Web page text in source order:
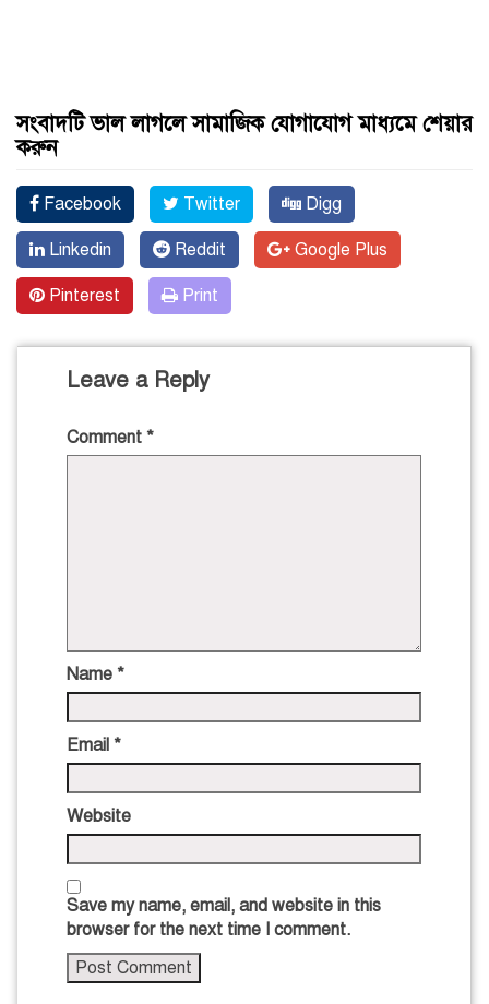
সংবাদটি ভাল লাগলে সামাজিক যোগাযোগ মাধ্যমে শেয়ার
করুন
Facebook Twitter Digg
Linkedin Reddit Google Plus
Pinterest Print
Leave a Reply
Comment *
Name *
Email *
Website
Save my name, email, and website in this
browser for the next time I comment.